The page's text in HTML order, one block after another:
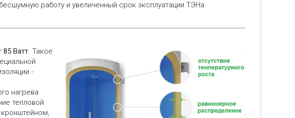
работу и увеличенный срок эксплуатации ТЭНа.
85 Ватт. Такое
-
нагрева
тепловой